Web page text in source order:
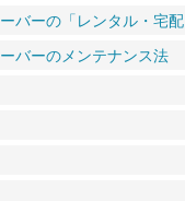
バーの「レンタル・宅配
バーのメンテナンス法